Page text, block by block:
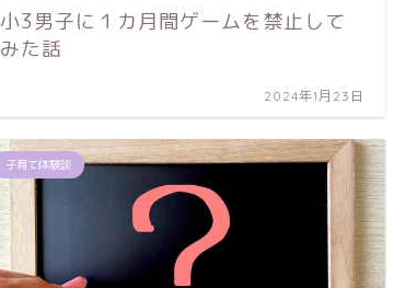
小3男子に１カ月間ゲームを禁止して
みた話
2024年1月23日
子育て体験談